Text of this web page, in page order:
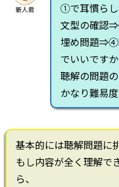
新人君
①で耳慣ら
文型の確認
埋め問題⇒④
でいいです
聴解の問題
かなり難易
基本的には聴解問題に
もし内容が全く理解で
ら、